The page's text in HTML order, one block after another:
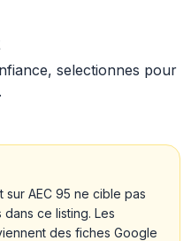
selectionnes pour
AEC 95 ne cible pas
ce listing. Les
des fiches Google